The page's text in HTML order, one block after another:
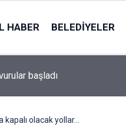
HABER BELEDIYELER
başladı
olacak yollar...